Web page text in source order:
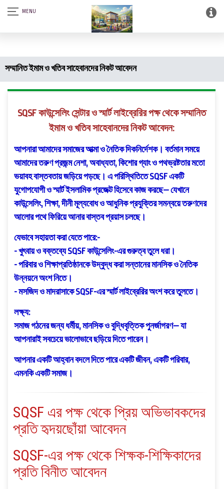
আস-সালামু আলাইকুম। SQSF-কাউন্সেলিং সেন্টার এন্ড স্মার্ট লাইব্রেরী (আত্নশুদ্ধির
সফটওয়্যার)।
সম্মানিত ইমাম ও খতিব সাহেবানদের নিকট আবেদন
SQSF কাউন্সেলিং সেন্টার ও স্মার্ট লাইব্রেরির পক্ষ থেকে সম্মানিত
ইমাম ও খতিব সাহেবানদের নিকট আবেদন:
আপনারা আমাদের সমাজের আত্মা ও নৈতিক দিকনির্দেশক। বর্তমান সময়ে
আমাদের তরুণ প্রজন্ম নেশা, অবাধ্যতা, কিশোর গ্যাং ও পথভ্রষ্টতার মতো
ভয়াবহ বাস্তবতায় জড়িয়ে পড়ছে। এ পরিস্থিতিতে SQSF একটি
যুগোপযোগী ও স্মার্ট ইসলামিক প্রজেক্ট হিসেবে কাজ করছে— যেখানে
কাউন্সেলিং, শিক্ষা, দীনী মূল্যবোধ ও আধুনিক প্রযুক্তির সমন্বয়ে তরুণদের
আলোর পথে ফিরিয়ে আনার বাস্তব প্রয়াস চলছে।
যেভাবে সহায়তা করা যেতে পারে:-
- খুৎবায় ও বক্তব্যে SQSF কাউন্সেলিং-এর গুরুত্ব তুলে ধরা।
- পরিবার ও শিক্ষাপ্রতিষ্ঠানকে উদ্বুদ্ধ করা সন্তানের মানসিক ও নৈতিক
উন্নয়নে অংশ নিতে।
- মসজিদ ও মাদরাসাকে SQSF-এর স্মার্ট লাইব্রেরির অংশ করে তুলতে।
লক্ষ্য:
সমাজ গঠনের জন্য ধর্মীয়, মানসিক ও বুদ্ধিবৃত্তিক পুনর্জাগরণ— যা
আপনারাই সবচেয়ে ভালোভাবে ছড়িয়ে দিতে পারেন।
আপনার একটি আহ্বান বদলে দিতে পারে একটি জীবন, একটি পরিবার,
এমনকি একটি সমাজ।
SQSF এর পক্ষ থেকে প্রিয় অভিভাবকদের
প্রতি হৃদয়ছোঁয়া আবেদন
SQSF-এর পক্ষ থেকে শিক্ষক-শিক্ষিকাদের
প্রতি বিনীত আবেদন